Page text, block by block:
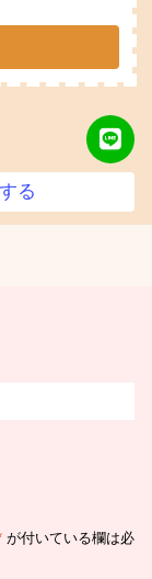
る
が付いている欄は必